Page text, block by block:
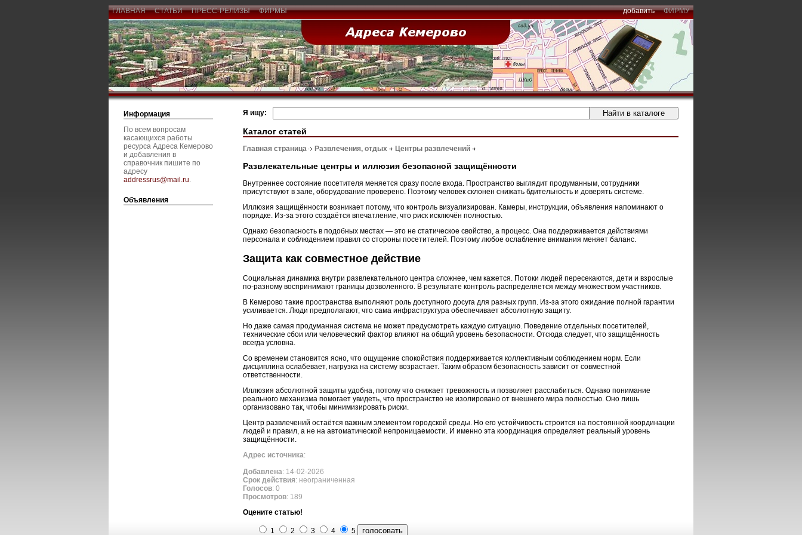
ГЛАВНАЯ СТАТЬИ ПРЕСС-РЕЛИЗЫ ФИРМЫ добавить ФИРМУ
Информация
По всем вопросам
касающихся работы
ресурса Адреса Кемерово
и добавления в
справочник пишите по
адресу
addressrus@mail.ru.
Объявления
Я ищу:
Каталог статей
Главная страница Развлечения, отдых Центры развлечений
Развлекательные центры и иллюзия безопасной защищённости
Внутреннее состояние посетителя меняется сразу после входа. Пространство выглядит продуманным, сотрудники
присутствуют в зале, оборудование проверено. Поэтому человек склонен снижать бдительность и доверять системе.
Иллюзия защищённости возникает потому, что контроль визуализирован. Камеры, инструкции, объявления напоминают о
порядке. Из-за этого создаётся впечатление, что риск исключён полностью.
Однако безопасность в подобных местах — это не статическое свойство, а процесс. Она поддерживается действиями
персонала и соблюдением правил со стороны посетителей. Поэтому любое ослабление внимания меняет баланс.
Защита как совместное действие
Социальная динамика внутри развлекательного центра сложнее, чем кажется. Потоки людей пересекаются, дети и взрослые
по-разному воспринимают границы дозволенного. В результате контроль распределяется между множеством участников.
В Кемерово такие пространства выполняют роль доступного досуга для разных групп. Из-за этого ожидание полной гарантии
усиливается. Люди предполагают, что сама инфраструктура обеспечивает абсолютную защиту.
Но даже самая продуманная система не может предусмотреть каждую ситуацию. Поведение отдельных посетителей,
технические сбои или человеческий фактор влияют на общий уровень безопасности. Отсюда следует, что защищённость
всегда условна.
Со временем становится ясно, что ощущение спокойствия поддерживается коллективным соблюдением норм. Если
дисциплина ослабевает, нагрузка на систему возрастает. Таким образом безопасность зависит от совместной
ответственности.
Иллюзия абсолютной защиты удобна, потому что снижает тревожность и позволяет расслабиться. Однако понимание
реального механизма помогает увидеть, что пространство не изолировано от внешнего мира полностью. Оно лишь
организовано так, чтобы минимизировать риски.
Центр развлечений остаётся важным элементом городской среды. Но его устойчивость строится на постоянной координации
людей и правил, а не на автоматической непроницаемости. И именно эта координация определяет реальный уровень
защищённости.
Адрес источника:
Добавлена: 14-02-2026
Срок действия: неограниченная
Голосов: 0
Просмотров: 189
Оцените статью!
1 2 3 4 5